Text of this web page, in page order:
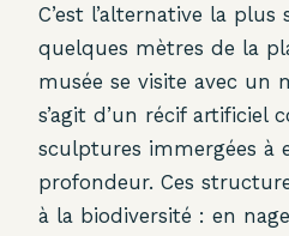
C’est l’alternative la
quelques mètres de la
musée se visite avec un
s’agit d’un récif artificiel
sculptures immergées à
profondeur. Ces
à la biodiversité : en